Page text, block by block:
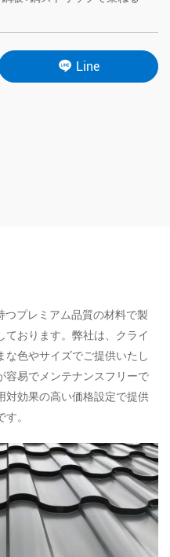
Line
つプレミアム品質の材料で製
ております。弊社は、クライ
な色やサイズでご提供いたし
容易でメンテナンスフリーで
対効果の高い価格設定で提供
。